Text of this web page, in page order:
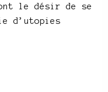
le désir de se
d’utopies